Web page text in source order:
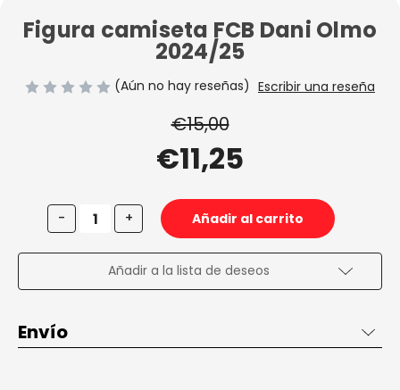
Figura camiseta FCB Dani Olmo
2024/25
(Aún no hay reseñas) Escribir una reseña
€15,00
€11,25
Disminuir
la
de
camiseta
FCB
2024/25
- Aumentar
la
cantidad
de
Figura
camiseta
FCB
+
Añadir a la lista de deseos
Envío